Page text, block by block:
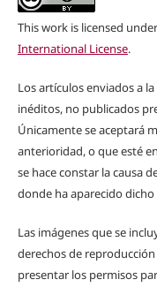
This work is licensed
International License.
Los artículos enviados a
inéditos, no publicados
Únicamente se aceptará
anterioridad, o que esté
se hace constar la causa
donde ha aparecido
Las imágenes que se
derechos de
presentar los permisos